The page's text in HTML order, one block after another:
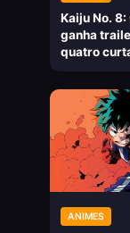
Kaiju No. 8:
ganha
quatro
ANIMES